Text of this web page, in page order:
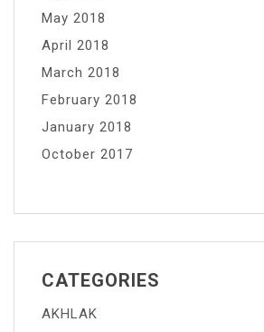
May 2018
April 2018
March 2018
February 2018
January 2018
October 2017
CATEGORIES
AKHLAK